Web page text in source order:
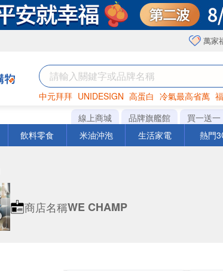
萬家
中元拜拜 UNIDESIGN 高蛋白 冷氣最高省萬
罐頭 海苔 洋芋片
線上商城 品牌旗艦館 買一送一
飲料零食 米油沖泡 生活家電 熱門
商店名稱WE CHAMP